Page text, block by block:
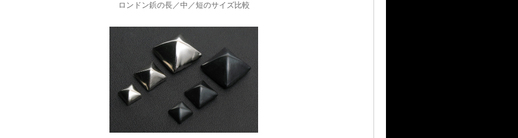
ロンドン鋲の長／中／短のサイズ比較